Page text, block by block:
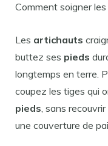
Comment soigner
Les artichauts
buttez ses pieds
longtemps en terre.
coupez les tiges qui
pieds, sans
une couverture de